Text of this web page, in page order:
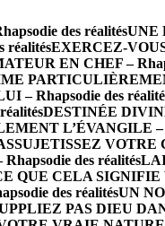
des réalitésUNE
réalitésEXERCEZ-
EN CHEF –
– Rhapsodie des
DESTINÉE
L’ÉVANGILE –
VOTRE
des réalités
QUE CELA
des réalitésUN
PAS DIEU